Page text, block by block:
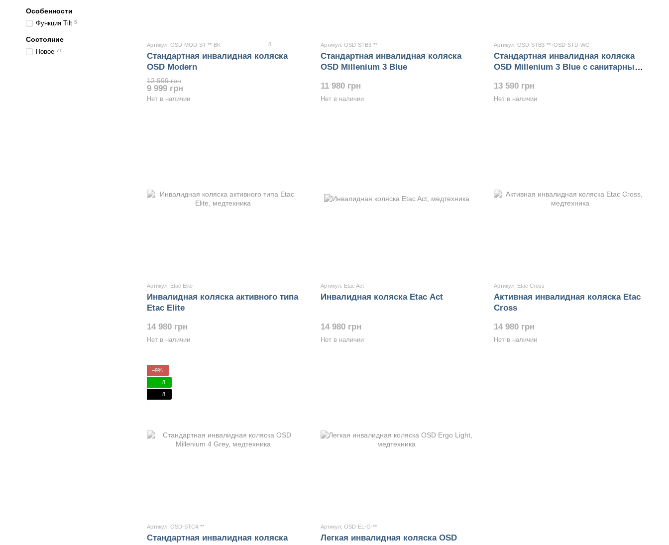
Артикул: OSD-MOD-ST-**-BK 8
Стандартная инвалидная коляска
OSD Modern
12 999 грн
9 999 грн
Нет в наличии
Артикул: OSD-STB3-**
Стандартная инвалидная коляска
OSD Millenium 3 Blue
11 980 грн
Нет в наличии
Артикул: OSD-STB3-**+OSD-STD-WC
Стандартная инвалидная коляска
OSD Millenium 3 Blue с санитарным
13 590 грн
Нет в наличии
Артикул: Etac Elite
Инвалидная коляска активного типа
Etac Elite
14 980 грн
Нет в наличии
Артикул: Etac Act
Инвалидная коляска Etac Act
14 980 грн
Нет в наличии
Артикул: Etac Cross
Активная инвалидная коляска Etac
Cross
14 980 грн
Нет в наличии
−9%
8
8
Артикул: OSD-STC4-**
Стандартная инвалидная коляска
Артикул: OSD-EL-G-**
Легкая инвалидная коляска OSD
Особенности
Функция Tilt 5
Состояние
Новое 71